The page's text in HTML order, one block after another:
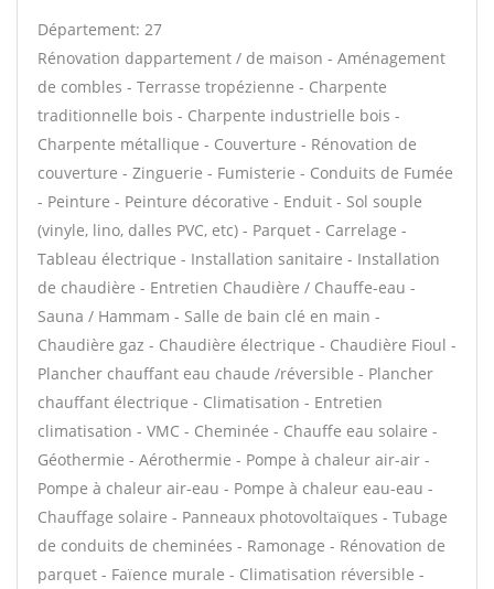
Département: 27
Rénovation dappartement / de maison - Aménagement
de combles - Terrasse tropézienne - Charpente
traditionnelle bois - Charpente industrielle bois -
Charpente métallique - Couverture - Rénovation de
couverture - Zinguerie - Fumisterie - Conduits de Fumée
- Peinture - Peinture décorative - Enduit - Sol souple
(vinyle, lino, dalles PVC, etc) - Parquet - Carrelage -
Tableau électrique - Installation sanitaire - Installation
de chaudière - Entretien Chaudière / Chauffe-eau -
Sauna / Hammam - Salle de bain clé en main -
Chaudière gaz - Chaudière électrique - Chaudière Fioul -
Plancher chauffant eau chaude /réversible - Plancher
chauffant électrique - Climatisation - Entretien
climatisation - VMC - Cheminée - Chauffe eau solaire -
Géothermie - Aérothermie - Pompe à chaleur air-air -
Pompe à chaleur air-eau - Pompe à chaleur eau-eau -
Chauffage solaire - Panneaux photovoltaïques - Tubage
de conduits de cheminées - Ramonage - Rénovation de
parquet - Faïence murale - Climatisation réversible -